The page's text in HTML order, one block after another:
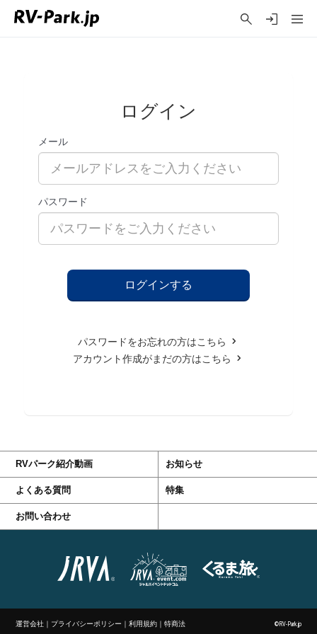
ログイン
メール
パスワード
パスワードをお忘れの方はこちら
アカウント作成がまだの方はこちら
RVパーク紹介動画 お知らせ
よくある質問 特集
お問い合わせ
運営会社 ｜ プライバシーポリシー ｜利用規約 ｜特商法 ©RV-Park.jp